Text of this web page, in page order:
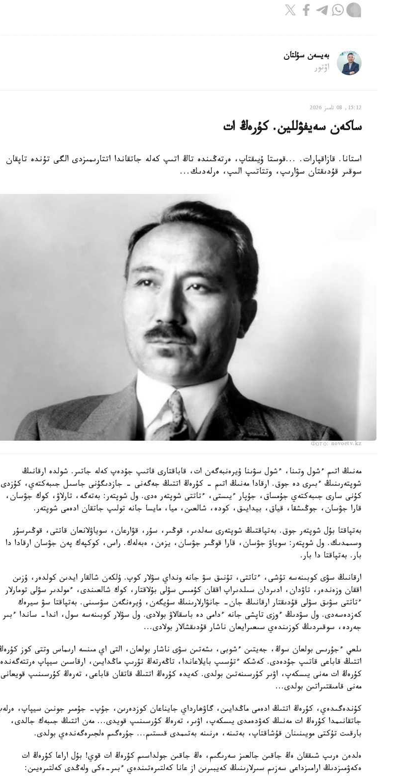
بەيسەن سۇلتان
اۆتور
15:12, 08 تامىز 2026
ساكەن سەيفۋللين. كۇرەڭ ات
استانا. قازاقپارات. ...قوستا ۇيىقتاپ، ەرتەڭىندە تاڭ اتىپ كەلە جاتقاندا اتتارىمىزدى الگى تۇندە تاپقان
سوقىر قۇدىقتان سۋارىپ، وتتاتىپ الىپ، ەرلەدىك...
Фото: novoetv.kz
مەنىڭ اتىم ءشول وتىنا، ءشول سۋىنا ۇيرەنبەگەن ات، قاباقتارى قاتىپ جۇدەپ كەلە جاتىر. شولدە ارقانىڭ
شوپتەرىنىڭ ءبىرى دە جوق. ارقادا مەنىڭ اتىم - كۇرەڭ اتتىڭ جەگەنى - جازدىگۇنى جاسىل جىبەكتەي، كۇزدى
كۇنى سارى جىبەكتەي جۇمساق، جۇپار ءيىستى، ءتاتتى شوپتەر ەدى. ول شوپتەر: بەتەگە، تارلاۋ، كوك جۋسان،
قارا جۋسان، جوڭىشقا، قياق، بيدايىق، كودە، شالعىن، ميا، مايسا جانە تولىپ جاتقان ادەمى شوپتەر.
بەتپاقتا بۇل شوپتەر جوق. بەتپاقتىڭ شوپتەرى سەلدىر، قوڭىر، سۇر، قۋارعان، سوياۋلانعان قاتتى، قوڭىرسۇر
وسىمدىك. ول شوپتەر: سوياۋ جۋسان، قارا قوڭىر جۋسان، يزەن، ەبەلەك. راس، كوكپەك پەن جۋسان ارقادا دا
بار. بەتپاقتا دا بار.
ارقانىڭ سۋى كوبىنەسە تۇشى، ءتاتتى، تۇنىق سۋ جانە ونداي سۋلار كوپ. ۇلكەن شالقار ايدىن كولدەر، ۇزىن
اققان وزەندەر، تاۋدان، ادىردان سىلدىراپ اققان كۇمىس سۋلى بۇلاقتار، كوك شالعىندى، ءمولدىر سۋلى تومارلار
ءتاتتى سۋىق سۋلى قۇدىقتار ارقانىڭ جان- جانۋارلارىنىڭ سۇيگەن، ۇيرەنگەن سۋسىنى. بەتپاقتا سۋ سيرەك
كەزدەسەدى. ول سۋدىڭ ءوزى تاپشى جانە ءدامى دە باسقالاۋ بولادى. ول سۋلار كوبىنەسە سول، اندا- ساندا ءبىر
جەردە، سوقىردىڭ كوزىندەي سىعىرايعان ناشار قۇدىقشالار بولادى...
ىلعي ءجۇرىس بولعان سوڭ، جەيتىن ءشوبى، ىشەتىن سۋى ناشار بولعان، التى اي مىنسە ارىماس وتتى كوز
اتتىڭ قاباعى قاتىپ جۇدەدى. كەشكە ءتۇسىپ بايلاعاندا، تاڭەرتەڭ تۇرىپ ماڭدايىن، ارقاسىن سيپاپ ەرتتەگەندە
كۇرەڭ ات مەنى يىسكەپ، اۋىر كۇرسىنەتىن بولدى. كەيدە كۇرەڭ اتتىڭ قاتقان قاباعى، تەرەڭ كۇرسىنىپ قويعانى
مەنى قامىقتىراتىن بولدى...
كۇندەگىدەي، كۇرەڭ اتتىڭ ادەمى ماڭدايىن، گاۋھارداي جايناعان كوزدەرىن، جۇپ- جۇمىر جونىن سيپاپ،
جاتقانىمدا كۇرەڭ ات مەنىڭ كەۋدەمدى يىسكەپ، اۋىر، تەرەڭ كۇرسىنىپ قويدى... مەن اتتىڭ جىبەك جالدى،
بارقىت تۇكتى مويىنىنان قۇشاقتاپ، بەتىنە، ەرنىنە بەتىمدى قىستىم... جۇرەگىم ەلجىرەگەندەي بولدى.
ەلدەن ەرىپ شىققان ەڭ جاقىن جالعىز سەرىگىم، ەڭ جاقىن جولداسىم كۇرەڭ ات قوي! بۇل اراعا كۇرەڭ ات
ەكەۋمىزدىڭ ارامىزداعى سەزىم سىرلارىنىڭ كەيبىرىن از عانا كەلتىرەتىندەي ءبىر-ەكى ولەڭدى كەلتىرەيىن: